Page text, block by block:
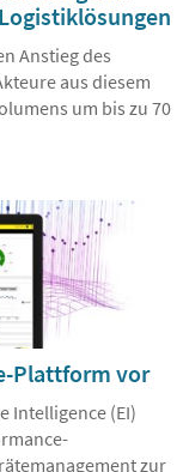
Anstieg des
aus diesem
um bis zu 70
Plattform vor
Intelligence (EI)
zur